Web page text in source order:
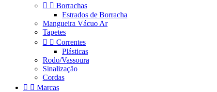
  Borrachas
Estrados de Borracha
Mangueira Vácuo Ar
Tapetes
  Correntes
Plásticas
Rodo/Vassoura
Sinalização
Cordas
  Marcas